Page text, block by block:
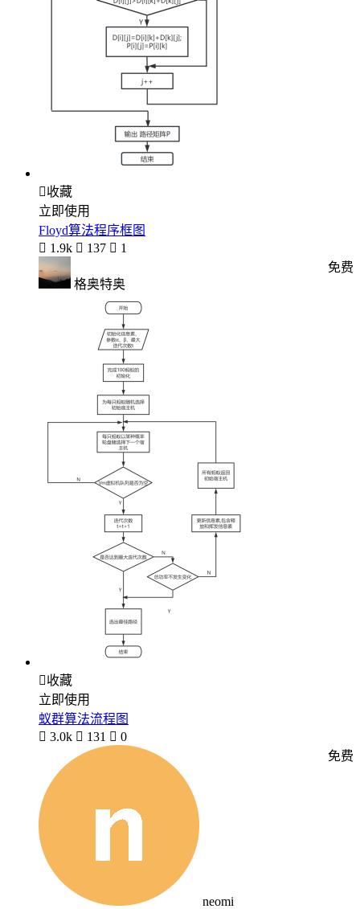
收藏
立即使用
Floyd算法程序框图
 1.9k  137  1
格奥特奥
免费
收藏
立即使用
蚁群算法流程图
 3.0k  131  0
neomi
免费